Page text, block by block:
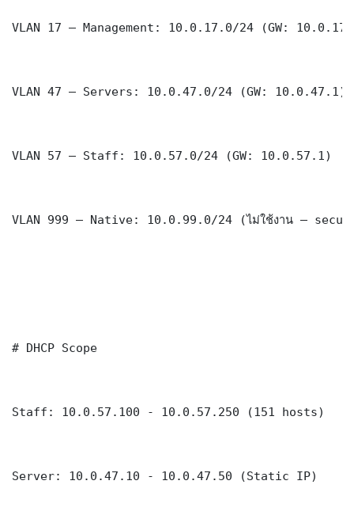
VLAN 17 — Management: 10.0.17.0/24 (GW:
VLAN 47 — Servers: 10.0.47.0/24 (GW: 10.0.47.1)
VLAN 57 — Staff: 10.0.57.0/24 (GW: 10.0.57.1)
VLAN 999 — Native: 10.0.99.0/24 (ไม่ใช้งาน —
# DHCP Scope
Staff: 10.0.57.100 - 10.0.57.250 (151 hosts)
Server: 10.0.47.10 - 10.0.47.50 (Static IP)